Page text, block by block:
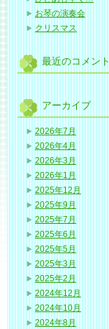
お琴の演奏会
クリスマス
最近のコメント
アーカイブ
2026年7月
2026年4月
2026年3月
2026年1月
2025年12月
2025年9月
2025年7月
2025年6月
2025年5月
2025年3月
2025年2月
2024年12月
2024年10月
2024年8月